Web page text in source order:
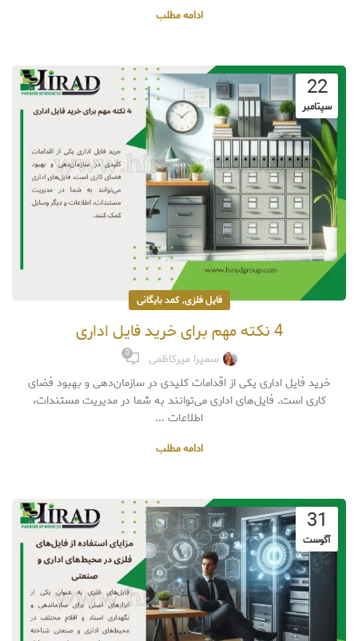
ادامه مطلب
22
سپتامبر
فایل فلزی,کمد بایگانی
4 نکته مهم برای خرید فایل اداری
سمیرا میرکاظمی 0
خرید فایل اداری یکی از اقدامات کلیدی در سازمان‌دهی و بهبود فضای
کاری است. فایل‌های اداری می‌توانند به شما در مدیریت مستندات،
اطلاعات ...
ادامه مطلب
31
آگوست